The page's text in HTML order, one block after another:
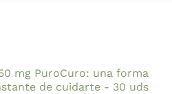
mg PuroCuro: una forma
de cuidarte - 30 uds